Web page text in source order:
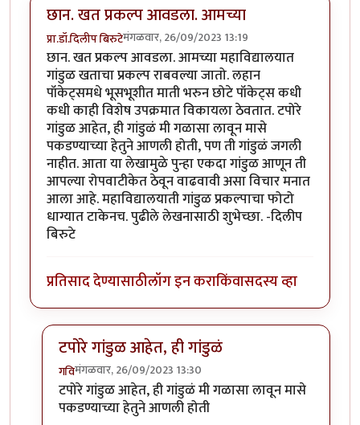
छान. खत प्रकल्प आवडला. आमच्या
प्रा.डॉ.दिलीप बिरुटेमंगळवार, 26/09/2023 13:19
छान. खत प्रकल्प आवडला. आमच्या महाविद्यालयात
गांडुळ खताचा प्रकल्प राबवल्या जातो. लहान
पॉकेट्समधे भूसभूशीत माती भरुन छोटे पॉकेट्स कधी
कधी काही विशेष उपक्रमात विकायला ठेवतात. टपोरे
गांडुळ आहेत, ही गांडुळं मी गळासा लावून मासे
पकडण्याच्या हेतुने आणली होती, पण ती गांडुळं जगली
नाहीत. आता या लेखामुळे पुन्हा एकदा गांडुळ आणून ती
आपल्या रोपवाटीकेत ठेवून वाढवावी असा विचार मनात
आला आहे. महाविद्यालयाती गांडुळ प्रकल्पाचा फोटो
धाग्यात टाकेनच. पुढीले लेखनासाठी शुभेच्छा. -दिलीप
बिरुटे
प्रतिसाद देण्यासाठीलॉग इन कराकिंवासदस्य व्हा
टपोरे गांडुळ आहेत, ही गांडुळं
गविमंगळवार, 26/09/2023 13:30
In reply toछान. खत प्रकल्प आवडला. आमच्याby
टपोरे गांडुळ आहेत, ही गांडुळं मी गळासा लावून मासे
पकडण्याच्या हेतुने आणली होती